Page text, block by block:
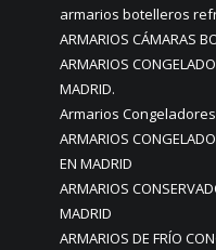
armarios botelleros
ARMARIOS CÁMARAS
ARMARIOS
MADRID.
Armarios
ARMARIOS
EN MADRID
ARMARIOS
MADRID
ARMARIOS DE FRÍO